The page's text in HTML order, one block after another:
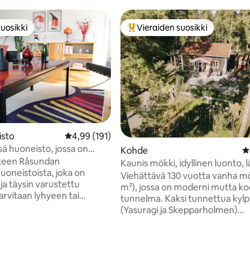
302 arvostelua
parhaimmistoa
Keskimääräinen arvio 4,99/5, 191 arvostelua
4,99 (191)
huoneisto, jossa on
minuutin päässä
Råsundan
joka on
täysin varustettu
lyhyeen tai
Vieraiden suosikkien
Vieraiden suosikki
Kohde
Kaunis mökki, idyllinen luonto,
TukholmaC: tä
Viehättävä 130 vuotta vanha
m²), jossa on moderni mutta
tunnelma. Kaksi tunnettua
(Yasuragi ja Skepparholmen)